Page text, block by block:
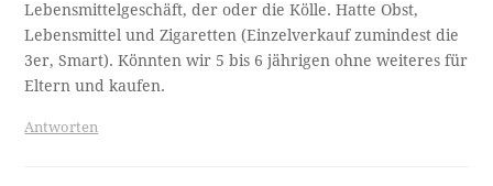
Lebensmittelgeschäft, der oder die Kölle. Hatte Obst,
Lebensmittel und Zigaretten (Einzelverkauf zumindest die
3er, Smart). Könnten wir 5 bis 6 jährigen ohne weiteres für
Eltern und kaufen.
Antworten